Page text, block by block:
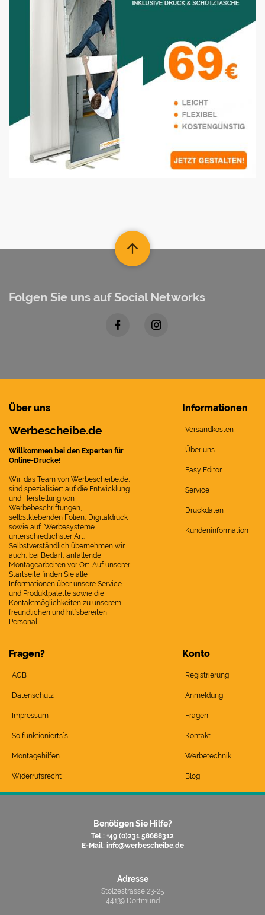
Folgen Sie uns auf Social Networks
Über uns
Werbescheibe.de
Willkommen bei den Experten für
Online-Drucke!
Wir, das Team von Werbescheibe.de,
sind spezialisiert auf die Entwicklung
und Herstellung von
Werbebeschriftungen,
selbstklebenden Folien, Digitaldruck
sowie auf Werbesysteme
unterschiedlichster Art.
Selbstverständlich übernehmen wir
auch, bei Bedarf, anfallende
Montagearbeiten vor Ort. Auf unserer
Startseite finden Sie alle
Informationen über unsere Service-
und Produktpalette sowie die
Kontaktmöglichkeiten zu unserem
freundlichen und hilfsbereiten
Personal.
Informationen
Versandkosten
Über uns
Easy Editor
Service
Druckdaten
Kundeninformation
Fragen?
AGB
Datenschutz
Impressum
So funktionierts`s
Montagehilfen
Widerrufsrecht
Konto
Registrierung
Anmeldung
Fragen
Kontakt
Werbetechnik
Blog
Benötigen Sie Hilfe?
Tel.: +49 (0)231 58688312
E-Mail: info@werbescheibe.de
Adresse
Stolzestrasse 23-25
44139 Dortmund